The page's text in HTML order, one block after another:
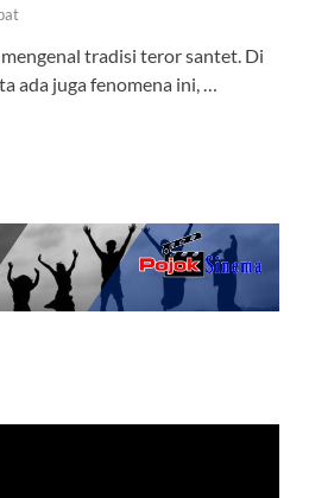
tradisi teror santet. Di
ada juga fenomena ini, …